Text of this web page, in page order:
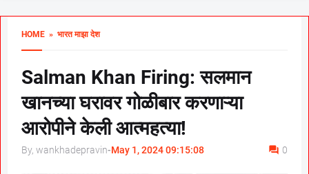
HOME » भारत माझा देश
Salman Khan Firing: सलमान
खानच्या घरावर गोळीबार करणाऱ्या
आरोपीने केली आत्महत्या!
By, wankhadepravin-May 1, 2024 09:15:08 0